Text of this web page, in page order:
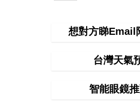
想對方睇Email
台灣天氣
智能眼鏡